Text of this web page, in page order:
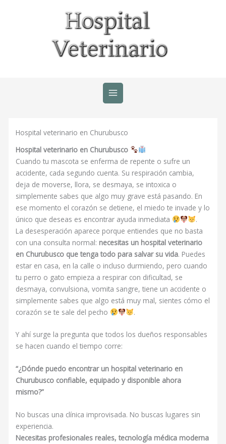
Hospital veterinario en Churubusco
Hospital veterinario en Churubusco
Cuando tu mascota se enferma de repente o sufre un
accidente, cada segundo cuenta. Su respiración cambia,
deja de moverse, llora, se desmaya, se intoxica o
simplemente sabes que algo muy grave está pasando. En
ese momento el corazón se detiene, el miedo te invade y lo
único que deseas es encontrar ayuda inmediata
.
La desesperación aparece porque entiendes que no basta
con una consulta normal: necesitas un hospital veterinario
en Churubusco que tenga todo para salvar su vida. Puedes
estar en casa, en la calle o incluso durmiendo, pero cuando
tu perro o gato empieza a respirar con dificultad, se
desmaya, convulsiona, vomita sangre, tiene un accidente o
simplemente sabes que algo está muy mal, sientes cómo el
corazón se te sale del pecho
.
Y ahí surge la pregunta que todos los dueños responsables
se hacen cuando el tiempo corre:
“¿Dónde puedo encontrar un hospital veterinario en
Churubusco confiable, equipado y disponible ahora
mismo?”
No buscas una clínica improvisada. No buscas lugares sin
experiencia.
Necesitas profesionales reales, tecnología médica moderna